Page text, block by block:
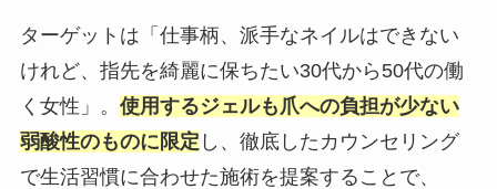
ターゲットは「仕事柄、派手なネイルはできない
けれど、指先を綺麗に保ちたい30代から50代の働
く女性」。 使用するジェルも爪への負担が少ない
弱酸性のものに限定 し、徹底したカウンセリング
で生活習慣に合わせた施術を提案することで、